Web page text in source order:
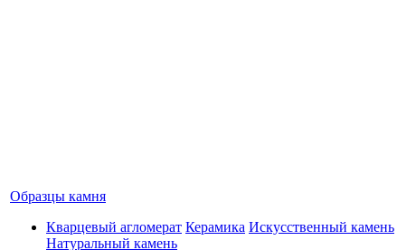
Образцы камня
Кварцевый агломерат Керамика Искусственный камень
Натуральный камень